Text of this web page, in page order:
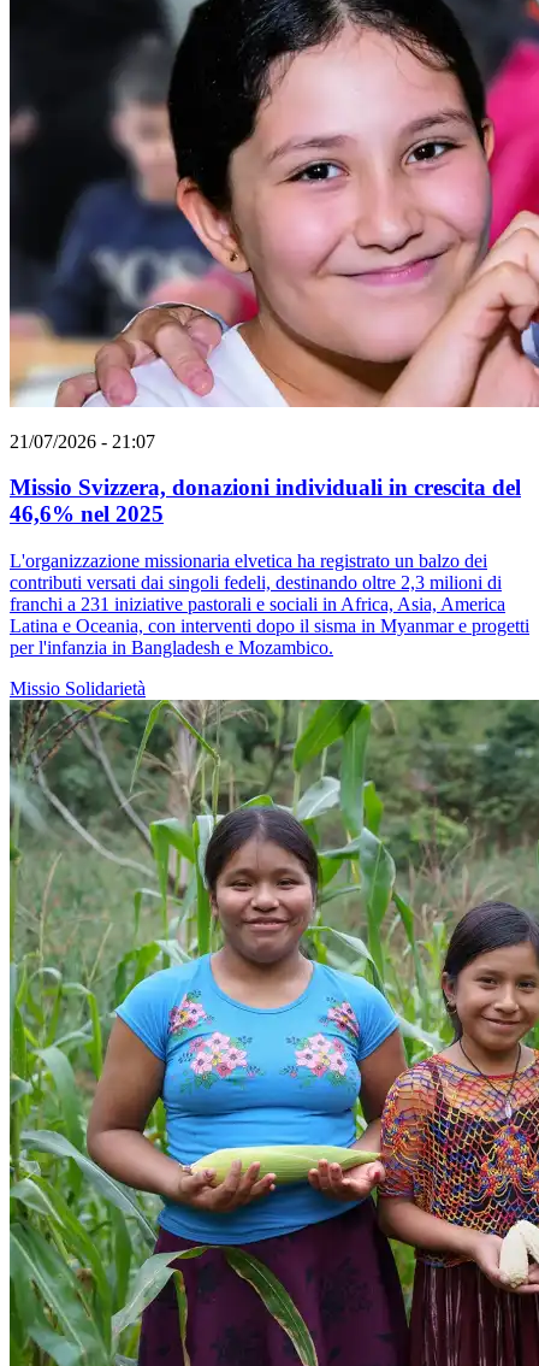
21/07/2026 - 21:07
Missio Svizzera, donazioni individuali in crescita del
46,6% nel 2025
L'organizzazione missionaria elvetica ha registrato un balzo dei
contributi versati dai singoli fedeli, destinando oltre 2,3 milioni di
franchi a 231 iniziative pastorali e sociali in Africa, Asia, America
Latina e Oceania, con interventi dopo il sisma in Myanmar e progetti
per l'infanzia in Bangladesh e Mozambico.
Missio Solidarietà